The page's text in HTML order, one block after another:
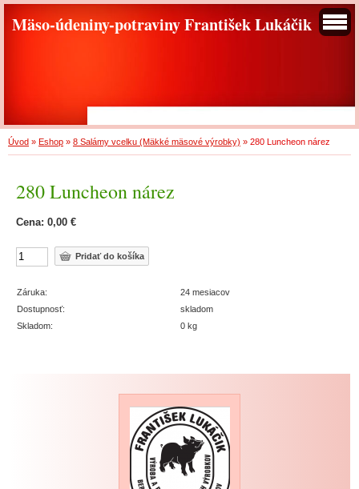
Mäso-údeniny-potraviny František Lukáčik
Úvod » Eshop » 8 Salámy vcelku (Mäkké mäsové výrobky) » 280 Luncheon nárez
280 Luncheon nárez
Cena: 0,00 €
Záruka:
24 mesiacov
Dostupnosť:
skladom
Skladom:
0 kg